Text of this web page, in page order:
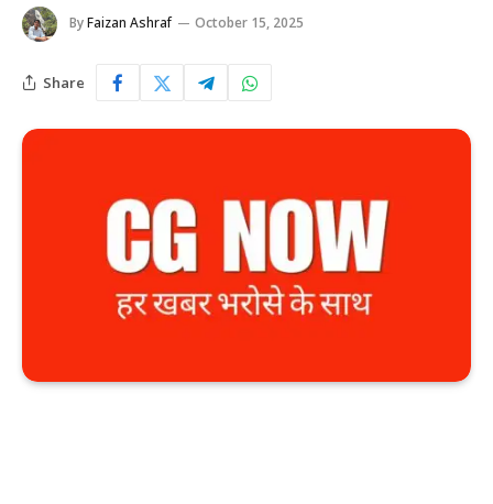
ByFaizan Ashraf October 15, 2025
Share